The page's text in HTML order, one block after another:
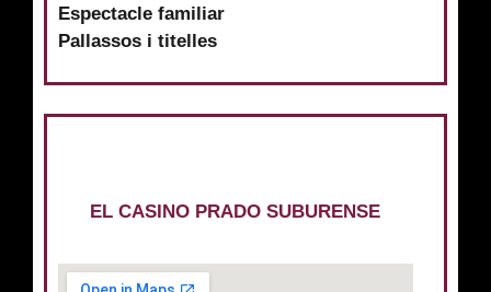
Espectacle familiar
Pallassos i titelles
EL CASINO PRADO SUBURENSE